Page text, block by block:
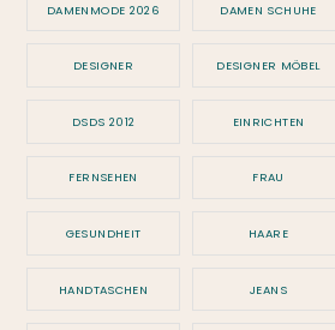
DAMENMODE 2026 DAMEN SCHUHE
DESIGNER DESIGNER MÖBEL
DSDS 2012 EINRICHTEN
FERNSEHEN FRAU
GESUNDHEIT HAARE
HANDTASCHEN JEANS